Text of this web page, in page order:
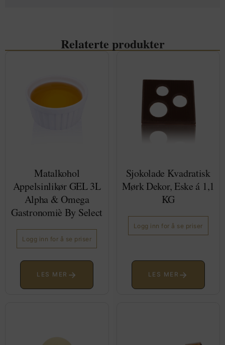
Relaterte produkter
Matalkohol
Appelsinlikør GEL 3L
Alpha & Omega
Gastronomiè By Select
Logg inn for å se priser
LES MER →
Sjokolade Kvadratisk
Mørk Dekor, Eske á 1,1
KG
Logg inn for å se priser
LES MER →